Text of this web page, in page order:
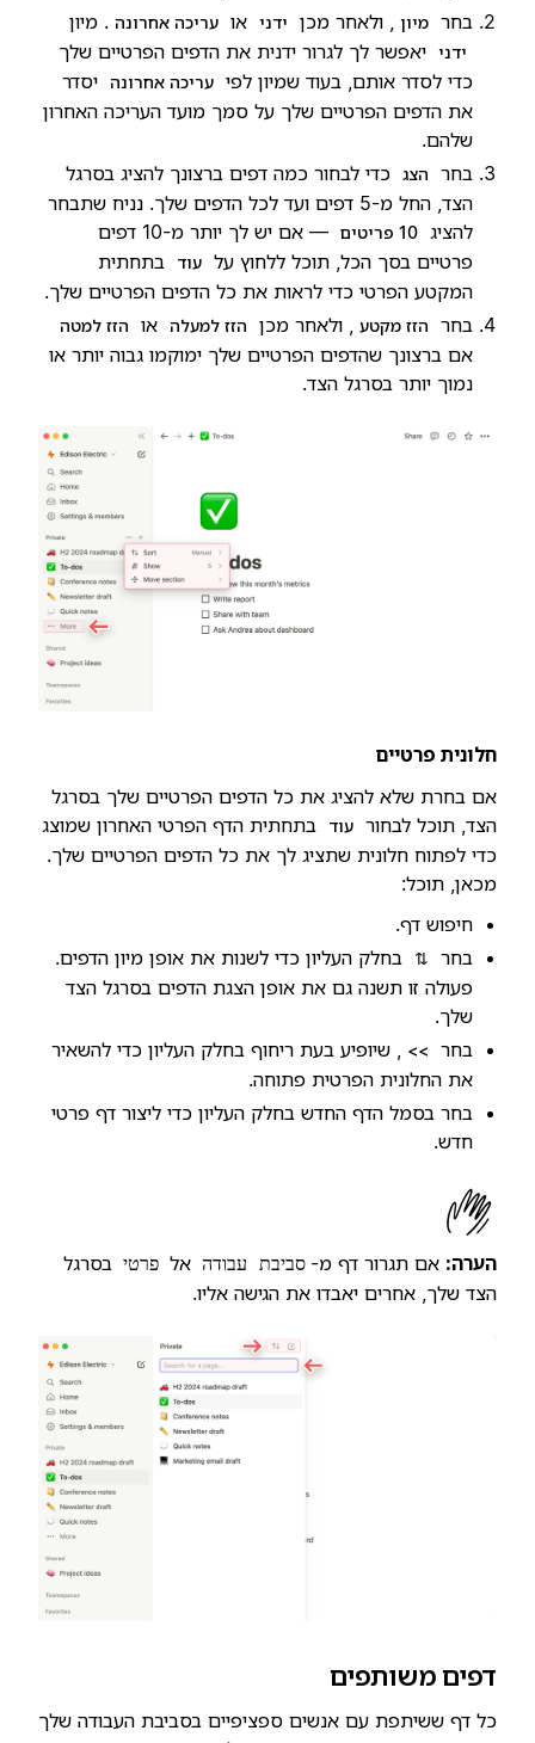
בחר מיון , ולאחר מכן ידני או עריכה אחרונה . מיון
ידני יאפשר לך לגרור ידנית את הדפים הפרטיים שלך
כדי לסדר אותם, בעוד שמיון לפי עריכה אחרונה יסדר
את הדפים הפרטיים שלך על סמך מועד העריכה האחרון
שלהם.
בחר
הצג כדי לבחור כמה דפים ברצונך להציג בסרגל
הצד, החל מ-5 דפים ועד לכל הדפים שלך. נניח שתבחר
להציג
10 פריטים
— אם יש לך יותר מ-10 דפים
פרטיים בסך הכל, תוכל ללחוץ על עוד
בתחתית
המקטע הפרטי כדי לראות את כל הדפים הפרטיים שלך.
בחר
הזז מקטע , ולאחר מכן הזז למעלה או הזז למטה
אם ברצונך שהדפים הפרטיים שלך ימוקמו גבוה יותר או
נמוך יותר בסרגל הצד.
חלונית פרטיים
אם בחרת שלא להציג את כל הדפים הפרטיים שלך בסרגל
הצד, תוכל לבחור עוד
בתחתית הדף הפרטי האחרון שמוצג
כדי לפתוח חלונית שתציג לך את כל הדפים הפרטיים שלך.
מכאן, תוכל:
חיפוש דף.
בחר
⇅
בחלק העליון כדי לשנות את אופן מיון הדפים.
פעולה זו תשנה גם את אופן הצגת הדפים בסרגל הצד
שלך.
בחר
>>
, שיופיע בעת ריחוף בחלק העליון כדי להשאיר
את החלונית הפרטית פתוחה.
בחר בסמל הדף החדש בחלק העליון כדי ליצור דף פרטי
חדש.
הערה: אם תגרור דף מ- סביבת עבודה אל פרטי בסרגל
הצד שלך, אחרים יאבדו את הגישה אליו.
דפים משותפים
כל דף ששיתפת עם אנשים ספציפיים בסביבת העבודה שלך